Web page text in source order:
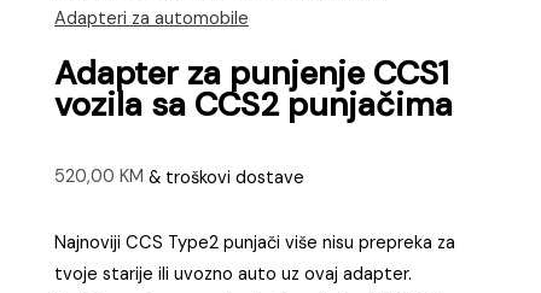
Adapteri za automobile
Adapter za punjenje CCS1
vozila sa CCS2 punjačima
520,00KM & troškovi dostave
Najnoviji CCS Type2 punjači više nisu prepreka za
tvoje starije ili uvozno auto uz ovaj adapter.